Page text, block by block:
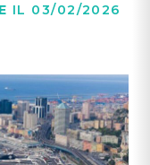
IL 03/02/2026